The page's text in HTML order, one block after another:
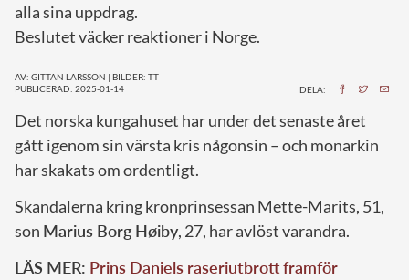
alla sina uppdrag.
Beslutet väcker reaktioner i Norge.
AV: GITTAN LARSSON | BILDER: TT
PUBLICERAD: 2025-01-14
DELA:
Det norska kungahuset har under det senaste året
gått igenom sin värsta kris någonsin – och monarkin
har skakats om ordentligt.
Skandalerna kring kronprinsessan Mette-Marits, 51,
son Marius Borg Høiby, 27, har avlöst varandra.
LÄS MER: Prins Daniels raseriutbrott framför